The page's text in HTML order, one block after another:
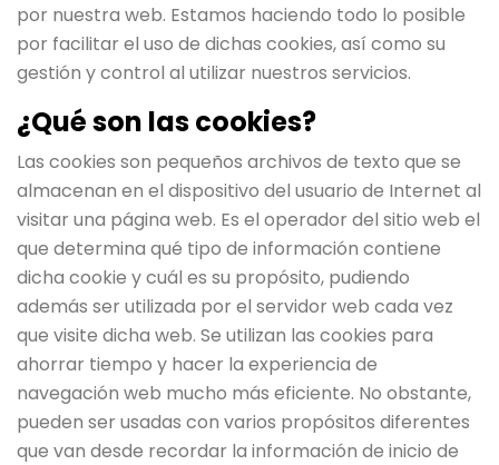
por nuestra web. Estamos haciendo todo lo posible
por facilitar el uso de dichas cookies, así como su
gestión y control al utilizar nuestros servicios.
¿Qué son las cookies?
Las cookies son pequeños archivos de texto que se
almacenan en el dispositivo del usuario de Internet al
visitar una página web. Es el operador del sitio web el
que determina qué tipo de información contiene
dicha cookie y cuál es su propósito, pudiendo
además ser utilizada por el servidor web cada vez
que visite dicha web. Se utilizan las cookies para
ahorrar tiempo y hacer la experiencia de
navegación web mucho más eficiente. No obstante,
pueden ser usadas con varios propósitos diferentes
que van desde recordar la información de inicio de